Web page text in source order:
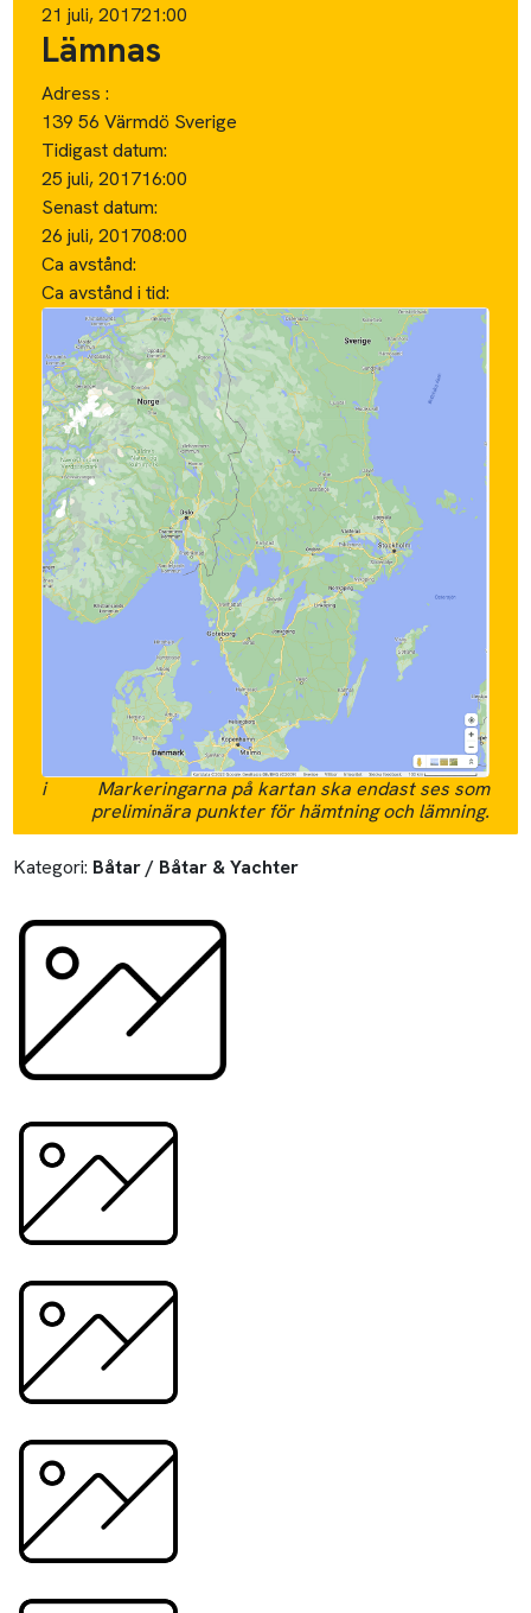
21 juli, 201721:00
Lämnas
Adress :
139 56 Värmdö Sverige
Tidigast datum:
25 juli, 201716:00
Senast datum:
26 juli, 201708:00
Ca avstånd:
Ca avstånd i tid:
i
Markeringarna på kartan ska endast ses som
preliminära punkter för hämtning och lämning.
Kategori: Båtar / Båtar & Yachter